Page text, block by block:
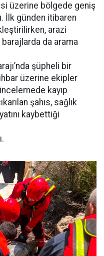
üzerine bölgede geniş
İlk günden itibaren
arazi
barajlarda da arama
şüpheli bir
üzerine ekipler
kayıp
şahıs, sağlık
kaybettiği